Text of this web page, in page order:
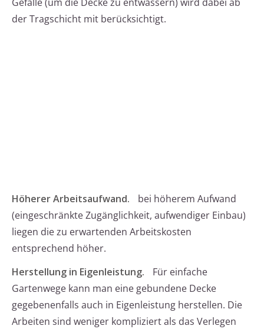
der Tragschicht mit berücksichtigt.
Höherer Arbeitsaufwand.
bei höherem Aufwand
(eingeschränkte Zugänglichkeit, aufwendiger Einbau)
liegen die zu erwartenden Arbeitskosten
entsprechend höher.
Herstellung in Eigenleistung.
Für einfache
Gartenwege kann man eine gebundene Decke
gegebenenfalls auch in Eigenleistung herstellen. Die
Arbeiten sind weniger kompliziert als das Verlegen